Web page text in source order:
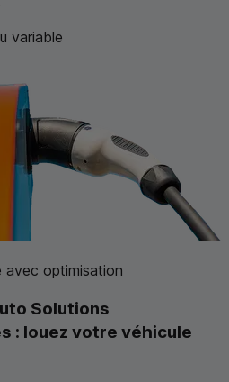
variable
avec optimisation
Solutions
: louez votre véhicule